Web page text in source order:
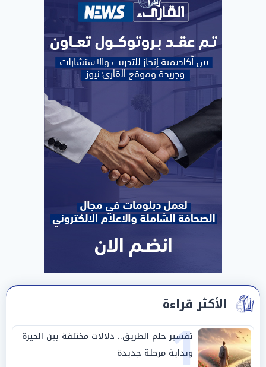
الأكثر قراءة
تفسير حلم الطريق.. دلالات مختلفة بين الحيرة
وبداية مرحلة جديدة